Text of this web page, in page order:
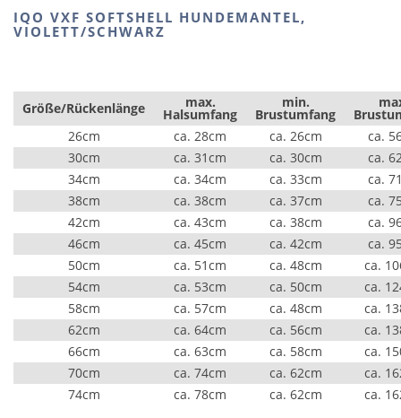
IQO VXF SOFTSHELL HUNDEMANTEL,
VIOLETT/SCHWARZ
Größe/Rückenlänge max.
Halsumfang
min.
Brustumfang
26cm
ca. 28cm ca. 26cm
ca.
30cm
ca. 31cm ca. 30cm
ca.
34cm
ca. 34cm ca. 33cm
ca.
38cm
ca. 38cm ca. 37cm
ca.
42cm
ca. 43cm ca. 38cm
ca.
46cm
ca. 45cm ca. 42cm
ca.
50cm
ca. 51cm ca. 48cm
ca.
54cm
ca. 53cm ca. 50cm
ca.
58cm
ca. 57cm ca. 48cm
ca.
62cm
ca. 64cm ca. 56cm
ca.
66cm
ca. 63cm ca. 58cm
ca.
70cm
ca. 74cm ca. 62cm
ca.
74cm
ca. 78cm ca. 62cm ca.